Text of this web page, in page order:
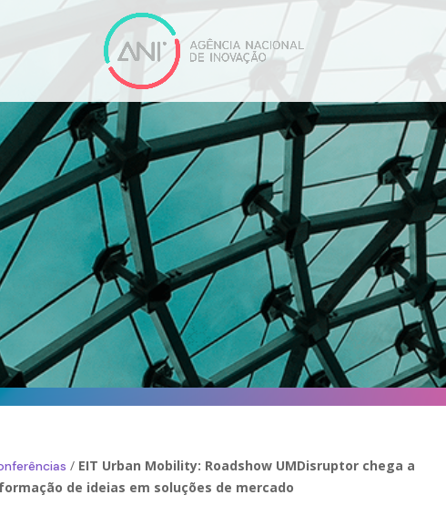
/ EIT Urban Mobility: Roadshow UMDisruptor chega a
de ideias em soluções de mercado